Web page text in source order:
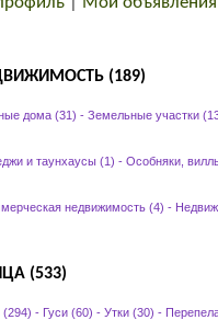
(189)
дома (31) - Земельные участки
и таунхаусы (1) - Особняки,
недвижимость (4) -
(533)
(294) - Гуси (60) - Утки (30) -